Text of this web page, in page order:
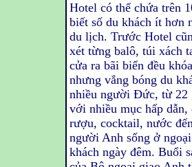
Hotel có thể chứa trên
biết số du khách ít hơn
du lịch. Trước Hotel
xét từng balô, túi xách
cửa ra bãi biển đều
nhưng vắng bóng du
nhiều người Đức, từ 22
với nhiều mục hấp
rượu, cocktail, nước
người Anh sống ở
khách ngày đêm. Buổi